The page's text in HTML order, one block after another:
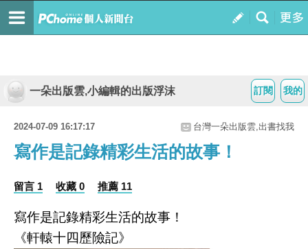
我的
訂閱
一朵出版雲,小編輯的出版浮沫
2024-07-09 16:17:17 台灣一朵出版雲,出書找我
寫作是記錄精彩生活的故事！
留言 1 收藏 0 推薦 11
寫作是記錄精彩生活的故事！
《軒轅十四歷險記》